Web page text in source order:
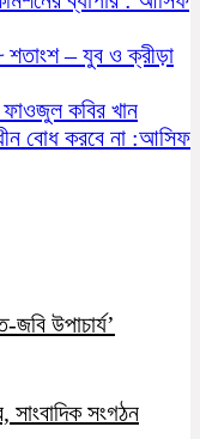
শতাংশ – যুব ও ক্রীড়া
ফাওজুল কবির খান
বোধ করবে না :আসিফ
জবি উপাচার্য’
সাংবাদিক সংগঠন